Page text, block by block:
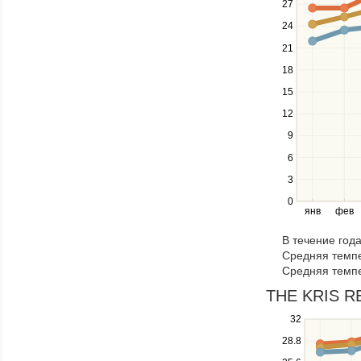
янв фев
0
3
6
9
12
15
18
21
24
27
and
down
to
navigate
series.
Use
the
and
right
keys
navigate
through
items
in
a
series.
В течение
Средняя
Средняя
THE KRIS
28.8
32
Use
the